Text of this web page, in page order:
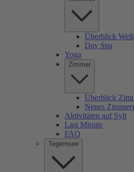
Überblick
Day Spa
Yoga
Zimmer
Überblick
Neues
Aktivitäten auf Sylt
Last Minute
FAQ
Tegernsee